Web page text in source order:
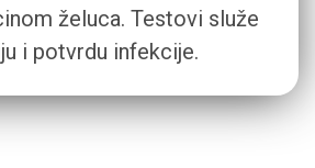
želuca. Testovi služe
i potvrdu infekcije.